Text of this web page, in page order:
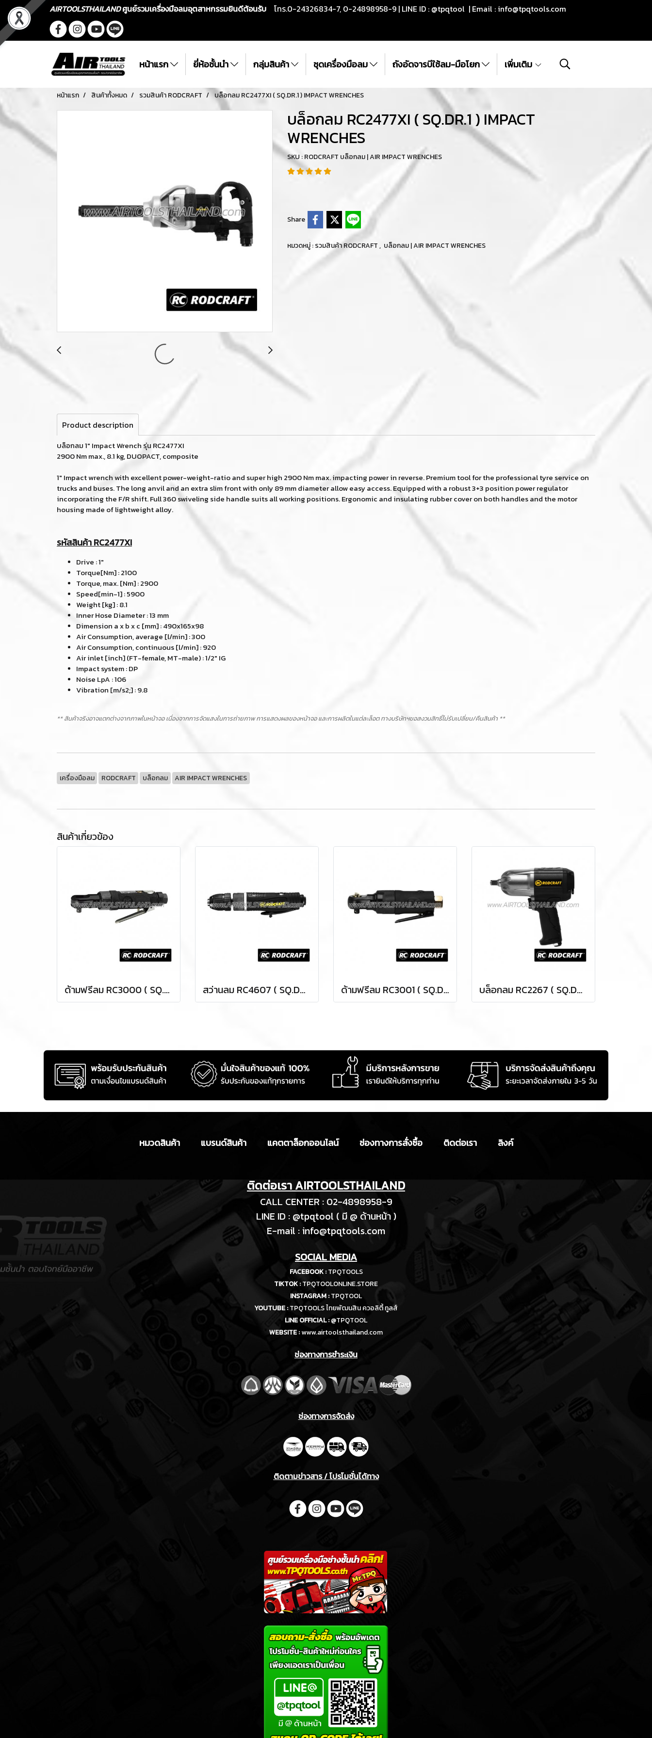
AIRTOOLSTHAILANDศูนย์รวมเครื่องมือลมอุตสาหกรรมยินดีต้อนรับ โทร.0-24326834-7, 0-24898958-9 | LINE ID : @tpqtool | Email : info@tpqtools.com
หน้าแรก ยี่ห้อชั้นนำ กลุ่มสินค้า ชุดเครื่องมือลม ถังอัดจารบีใช้ลม-มือโยก เพิ่มเติม
หน้าแรก สินค้าทั้งหมด รวมสินค้า RODCRAFT บล็อกลม RC2477XI ( SQ.DR.1 ) IMPACT WRENCHES
บล็อกลม RC2477XI ( SQ.DR.1 ) IMPACT
WRENCHES
SKU : RODCRAFT บล็อกลม | AIR IMPACT WRENCHES
Share
หมวดหมู่ :รวมสินค้า RODCRAFT, บล็อกลม | AIR IMPACT WRENCHES
Product description
บล็อกลม 1" Impact Wrench รุ่น RC2477XI
2900 Nm max., 8.1 kg, DUOPACT, composite
1" Impact wrench with excellent power-weight-ratio and super high 2900 Nm max. impacting power in reverse. Premium tool for the professional tyre service on
trucks and buses. The long anvil and an extra slim front with only 89 mm diameter allow easy access. Equipped with a robust 3+3 position power regulator
incorporating the F/R shift. Full 360 swiveling side handle suits all working positions. Ergonomic and insulating rubber cover on both handles and the motor
housing made of lightweight alloy.
รหัสสินค้า RC2477XI
Drive : 1"
Torque[Nm] : 2100
Torque, max. [Nm] : 2900
Speed[min-1] : 5900
Weight [kg] : 8.1
Inner Hose Diameter : 13 mm
Dimension a x b x c [mm] : 490x165x98
Air Consumption, average [l/min] : 300
Air Consumption, continuous [l/min] : 920
Air inlet [inch] (FT-female, MT-male) : 1/2" IG
Impact system : DP
Noise LpA : 106
Vibration [m/s2;] : 9.8
** สินค้าจริงอาจแตกต่างจากภาพในหน้าจอ เนื่องจากการจัดแสงในการถ่ายภาพ การแสดงผลของหน้าจอ และการผลิตในแต่ละล็อต ทางบริษัทฯขอสงวนสิทธิ์ไม่รับเปลี่ยน/คืนสินค้า **
เครื่องมือลม RODCRAFT บล็อกลม AIR IMPACT WRENCHES
สินค้าเกี่ยวข้อง
ด้ามฟรีลม RC3000 ( SQ.DR.1/4 ) AIR RATCHET สว่านลม RC4607 ( SQ.DR.3/8" ) AIR DRILLS ด้ามฟรีลม RC3001 ( SQ.DR.1/4 ) AIR RATCHET บล็อกลม RC2267 ( SQ.DR.1/2 ) IMPACT WRENCHES
หมวดสินค้า แบรนด์สินค้า แคตตาล็อกออนไลน์ ช่องทางการสั่งซื้อ ติดต่อเรา ลิงค์
ติดต่อเรา AIRTOOLSTHAILAND
CALL CENTER : 02-4898958-9
LINE ID : @tpqtool ( มี @ ด้านหน้า )
E-mail :info@tpqtools.com
SOCIAL MEDIA
FACEBOOK : TPQTOOLS
TIKTOK :TPQTOOLONLINE.STORE
INSTAGRAM :TPQTOOL
YOUTUBE :TPQTOOLS ไทยพัฒนสิน ควอลิตี้ ทูลส์
LINE OFFICIAL :@TPQTOOL
WEBSITE :www.airtoolsthailand.com
ช่องทางการชำระเงิน
ช่องทางการจัดส่ง
ติดตามข่าวสาร / โปรโมชั่นได้ทาง